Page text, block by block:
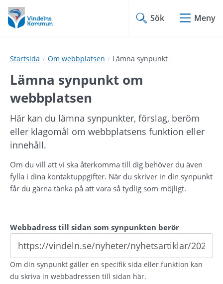
Hoppa
till
innehåll
Hoppa
till
undermeny
Sök Meny
Startsida Om webbplatsen Lämna synpunkt
Lämna synpunkt om
webbplatsen
Här kan du lämna synpunkter, förslag, beröm
eller klagomål om webbplatsens funktion eller
innehåll.
Om du vill att vi ska återkomma till dig behöver du även
fylla i dina kontaktuppgifter. När du skriver in din synpunkt
får du gärna tänka på att vara så tydlig som möjligt.
Webbadress till sidan som synpunkten berör
Om din synpunkt gäller en specifik sida eller funktion kan
du skriva in webbadressen till sidan här.